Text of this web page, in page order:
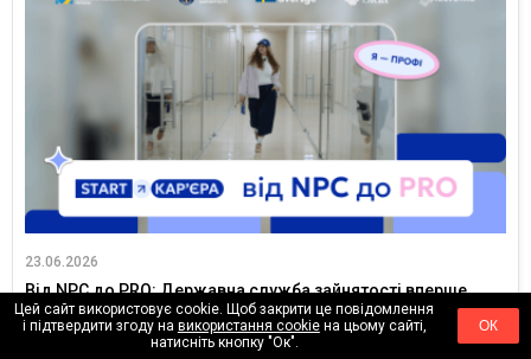
23.06.2026
Від NPC до PRO: Державна служба зайнятості вперше
запустила TikTok-серіал для молоді
0 3759
Цей сайт використовує cookie. Щоб закрити це повідомлення
і підтвердити згоду на використання cookieна цьому сайті,
натисніть кнопку "Ок".
ОК